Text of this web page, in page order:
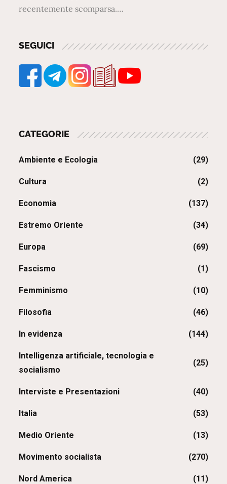
recentemente scomparsa.…
SEGUICI
CATEGORIE
Ambiente e Ecologia (29)
Cultura (2)
Economia (137)
Estremo Oriente (34)
Europa (69)
Fascismo (1)
Femminismo (10)
Filosofia (46)
In evidenza (144)
Intelligenza artificiale, tecnologia e
socialismo
(25)
Interviste e Presentazioni (40)
Italia (53)
Medio Oriente (13)
Movimento socialista (270)
Nord America (11)